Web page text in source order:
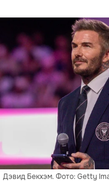
Дэвид Бекхэм. Фото: Getty